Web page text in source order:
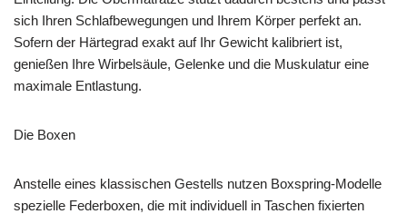
sich Ihren Schlafbewegungen und Ihrem Körper perfekt an.
Sofern der Härtegrad exakt auf Ihr Gewicht kalibriert ist,
genießen Ihre Wirbelsäule, Gelenke und die Muskulatur eine
maximale Entlastung.
Die Boxen
Anstelle eines klassischen Gestells nutzen Boxspring-Modelle
spezielle Federboxen, die mit individuell in Taschen fixierten